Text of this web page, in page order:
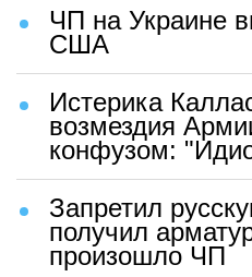
ЧП на Украине
США
Истерика
возмездия
конфузом:
Запретил
получил
произошло ЧП